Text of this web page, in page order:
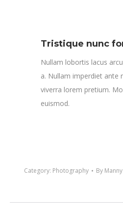
Tristique nunc
Nullam lobortis lacus
a. Nullam imperdiet ante
viverra lorem pretium.
euismod.
Category: Photography By